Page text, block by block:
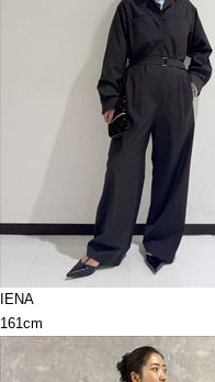
IENA
161cm